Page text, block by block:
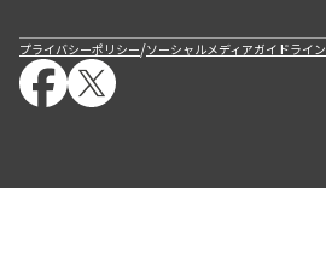
プライバシーポリシー/ソーシャルメディアガイドライン